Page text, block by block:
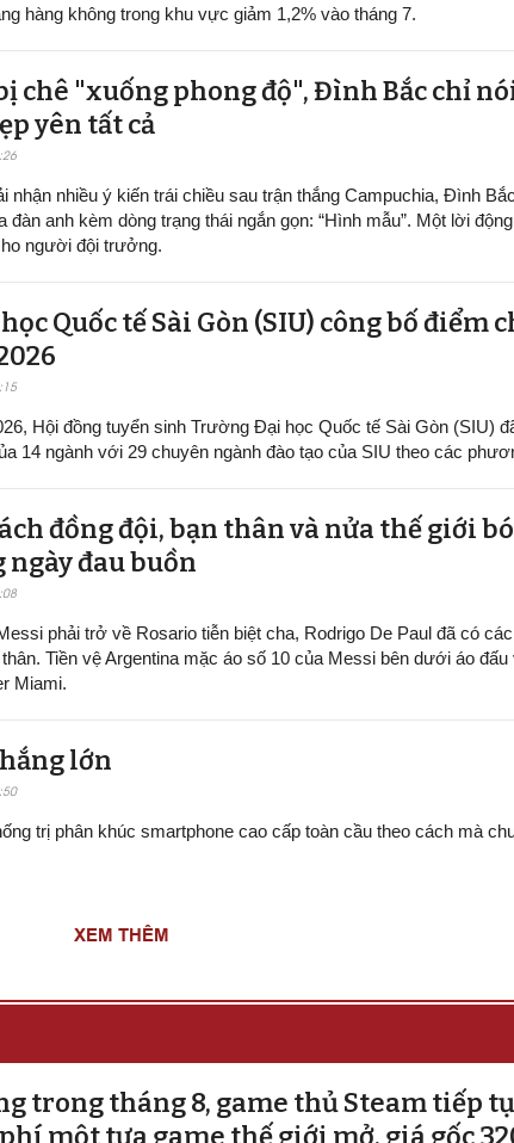
hàng không trong khu vực giảm 1,2% vào tháng 7.
chê "xuống phong độ", Đình Bắc chỉ
yên tất cả
nhận nhiều ý kiến trái chiều sau trận thắng Campuchia, Đình
anh kèm dòng trạng thái ngắn gọn: “Hình mẫu”. Một lời
người đội trưởng.
Quốc tế Sài Gòn (SIU) công bố điểm
Hội đồng tuyển sinh Trường Đại học Quốc tế Sài Gòn (SIU)
14 ngành với 29 chuyên ngành đào tạo của SIU theo các
đồng đội, bạn thân và nửa thế giới
đau buồn
phải trở về Rosario tiễn biệt cha, Rodrigo De Paul đã có
Tiền vệ Argentina mặc áo số 10 của Messi bên dưới áo đấu
Miami.
lớn
trị phân khúc smartphone cao cấp toàn cầu theo cách mà
XEM THÊM
trong tháng 8, game thủ Steam tiếp
một tựa game thế giới mở, giá gốc